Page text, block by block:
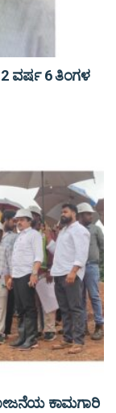
2 ವರ್ಷ 6 ತಿಂಗಳ
ಕಾಮಗಾರಿ